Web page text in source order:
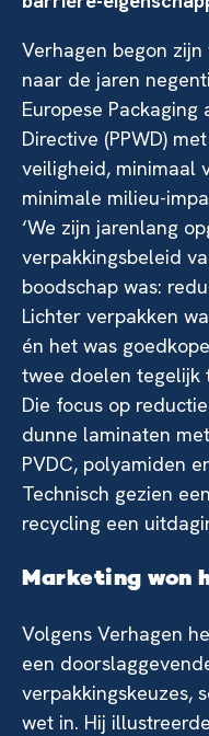
Verhagen begon
naar de jaren
Europese Packaging
Directive (PPWD)
veiligheid, minimaal
minimale milieu-
‘We zijn jarenlang
verpakkingsbeleid
boodschap was:
Lichter verpakken
én het was
twee doelen tegelijk
Die focus op
dunne laminaten
PVDC, polyamiden
Technisch gezien
recycling een
Marketing won
Volgens Verhagen
een
verpakkingskeuzes,
wet in. Hij